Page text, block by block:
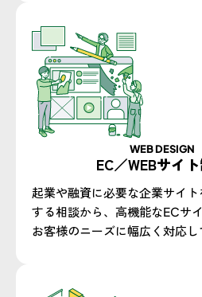
WEB DESIGN​
EC／WEBサイ
起業や融資に必要な企業サイ
する相談から、高機能なECサ
お客様のニーズに幅広く対応し